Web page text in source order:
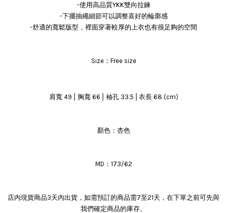
-使用高品質YKK雙向拉鍊
-下擺抽繩細節可以調整喜好的輪廓感
-舒適的寬鬆版型，裡面穿著較厚的上衣也有很足夠的空間
Size：Free size
肩寬 49 | 胸寬 66 | 袖孔 33.5 | 衣長 68 (cm)
顏色：杏色
MD：173/62
店內現貨商品3天內出貨，如需預訂的商品需7至21天，在下單之前可先與
我們確定商品的庫存。